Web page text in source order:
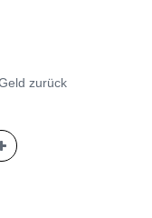
zurück